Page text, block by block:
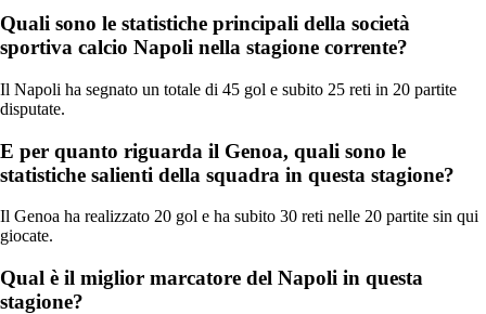
Quali sono le statistiche principali della società
sportiva calcio Napoli nella stagione corrente?
Il Napoli ha segnato un totale di 45 gol e subito 25 reti in 20 partite
disputate.
E per quanto riguarda il Genoa, quali sono le
statistiche salienti della squadra in questa stagione?
Il Genoa ha realizzato 20 gol e ha subito 30 reti nelle 20 partite sin qui
giocate.
Qual è il miglior marcatore del Napoli in questa
stagione?